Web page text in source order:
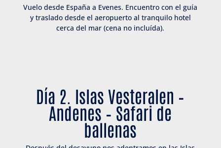
Vuelo desde España a Evenes. Encuentro con el guía
y traslado desde el aeropuerto al tranquilo hotel
cerca del mar (cena no incluída).
Día 2. Islas Vesteralen –
Andenes – Safari de
ballenas